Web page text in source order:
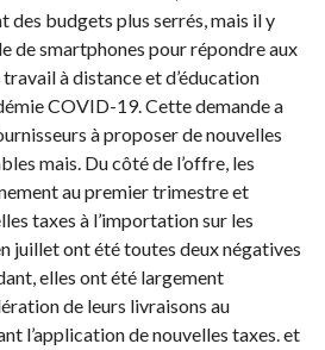
des budgets plus serrés, mais il y
de smartphones pour répondre aux
à distance et d’éducation
COVID-19. Cette demande a
à proposer de nouvelles
mais. Du côté de l’offre, les
au premier trimestre et
taxes à l’importation sur les
juillet ont été toutes deux négatives
elles ont été largement
de leurs livraisons au
l’application de nouvelles taxes. et